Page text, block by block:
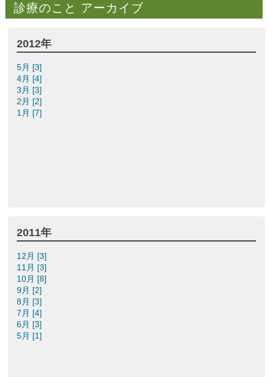
診療のこと アーカイブ
2012年
5月 [3]
4月 [4]
3月 [3]
2月 [2]
1月 [7]
2011年
12月 [3]
11月 [3]
10月 [8]
9月 [2]
8月 [3]
7月 [4]
6月 [3]
5月 [1]